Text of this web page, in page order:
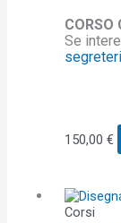
CORSO
Se
150,00 €
Corsi